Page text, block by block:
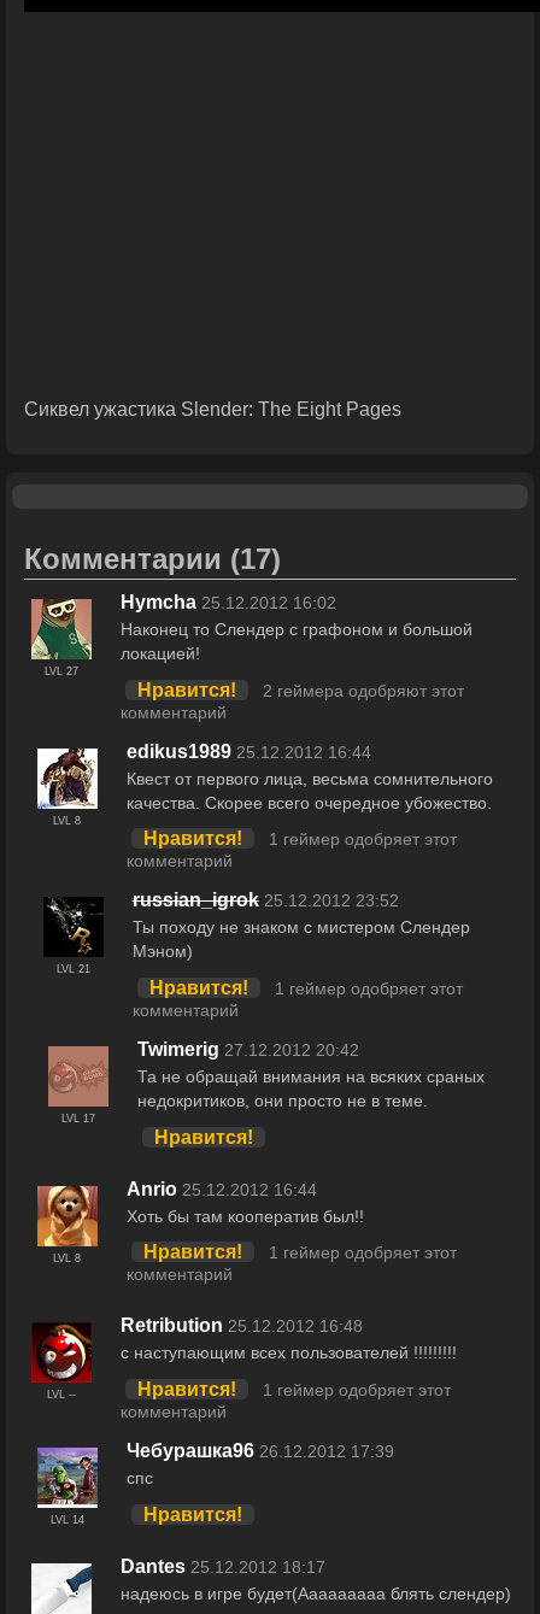
Сиквел ужастика Slender: The Eight Pages
Комментарии (17)
LVL 27
Hymcha 25.12.2012 16:02
Наконец то Слендер с графоном и большой
локацией!
Нравится!
2 геймера одобряют этот
комментарий
LVL 8
edikus1989 25.12.2012 16:44
Квест от первого лица, весьма сомнительного
качества. Скорее всего очередное убожество.
Нравится!
1 геймер одобряет этот
комментарий
LVL 21
russian_igrok 25.12.2012 23:52
Ты походу не знаком с мистером Слендер
Мэном)
Нравится!
1 геймер одобряет этот
комментарий
LVL 17
Twimerig 27.12.2012 20:42
Та не обращай внимания на всяких сраных
недокритиков, они просто не в теме.
Нравится!
LVL 8
Anrio 25.12.2012 16:44
Хоть бы там кооператив был!!
Нравится!
1 геймер одобряет этот
комментарий
LVL --
Retribution 25.12.2012 16:48
с наступающим всех пользователей !!!!!!!!!
Нравится!
1 геймер одобряет этот
комментарий
LVL 14
Чебурашка96 26.12.2012 17:39
спс
Нравится!
Dantes 25.12.2012 18:17
надеюсь в игре будет(Ааааааааа блять слендер)